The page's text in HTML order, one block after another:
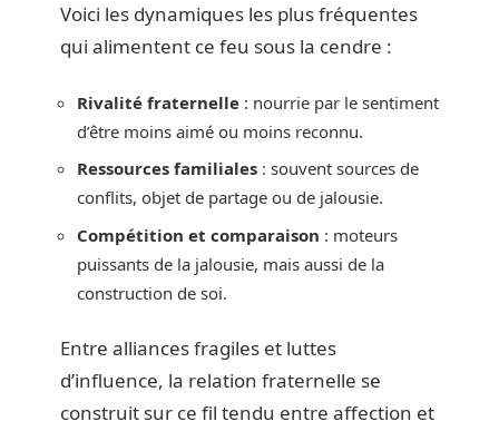
Voici les dynamiques les plus fréquentes
qui alimentent ce feu sous la cendre :
Rivalité fraternelle : nourrie par le sentiment
d’être moins aimé ou moins reconnu.
Ressources familiales : souvent sources de
conflits, objet de partage ou de jalousie.
Compétition et comparaison : moteurs
puissants de la jalousie, mais aussi de la
construction de soi.
Entre alliances fragiles et luttes
d’influence, la relation fraternelle se
construit sur ce fil tendu entre affection et